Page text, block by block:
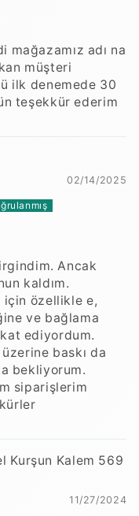
adı na
müşteri
ilk denemede 30
teşekkür ederim
02/14/2025
Ancak
kaldım.
için özellikle e,
ve bağlama
ediyordum.
baskı da
bekliyorum.
siparişlerim
Kurşun Kalem 569
11/27/2024